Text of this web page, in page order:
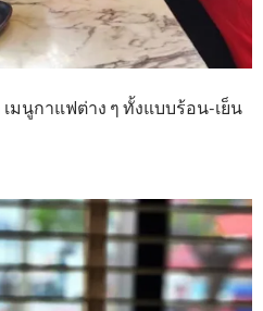
เมนูกาแฟต่าง ๆ ทั้งแบบร้อน-เย็น